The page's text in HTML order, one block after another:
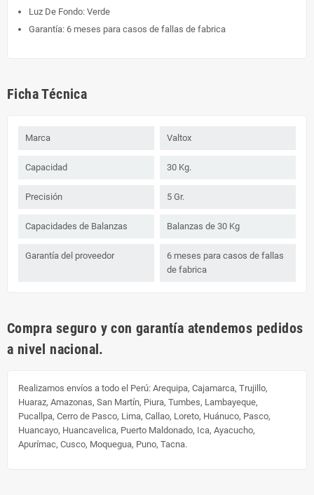
Luz De Fondo: Verde
Garantía: 6 meses para casos de fallas de fabrica
Ficha Técnica
Marca Valtox
Capacidad 30 Kg.
Precisión 5 Gr.
Capacidades de Balanzas Balanzas de 30 Kg
Garantía del proveedor
6 meses para casos de fallas
de fabrica
Compra seguro y con garantía atendemos pedidos
a nivel nacional.
Realizamos envíos a todo el Perú: Arequipa, Cajamarca, Trujillo,
Huaraz, Amazonas, San Martín, Piura, Tumbes, Lambayeque,
Pucallpa, Cerro de Pasco, Lima, Callao, Loreto, Huánuco, Pasco,
Huancayo, Huancavelica, Puerto Maldonado, Ica, Ayacucho,
Apurímac, Cusco, Moquegua, Puno, Tacna.